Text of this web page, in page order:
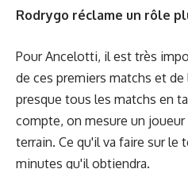
Rodrygo réclame un rôle
Pour Ancelotti, il est très
de ces premiers matchs et
presque tous les matchs en
compte, on mesure un
terrain. Ce qu'il va faire sur le
minutes qu'il obtiendra.